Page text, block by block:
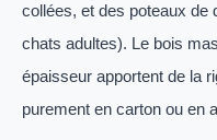
collées, et des poteaux de
chats adultes). Le bois
épaisseur apportent de la
purement en carton ou en